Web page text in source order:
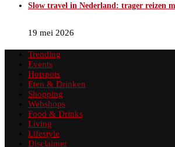
Slow travel in Nederland: trager reizen
19 mei 2026
Trending
Events
Hotspots
Eten & Drinken
Shopping
Webshops
Food & Drinks
Living
Lifestyle
Disclaimer